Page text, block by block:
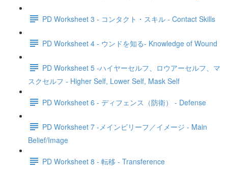
PD Worksheet 3 - コンタクト・スキル - Contact Skills
PD Worksheet 4 - ウンドを知る- Knowledge of Wound
PD Worksheet 5 -ハイヤーセルフ、ロウアーセルフ、マ
スクセルフ - Higher Self, Lower Self, Mask Self
PD Worksheet 6 - ディフェンス（防衛） - Defense
PD Worksheet 7 -メインビリーフ／イメージ - Main
Belief/Image
PD Worksheet 8 - 転移 - Transference